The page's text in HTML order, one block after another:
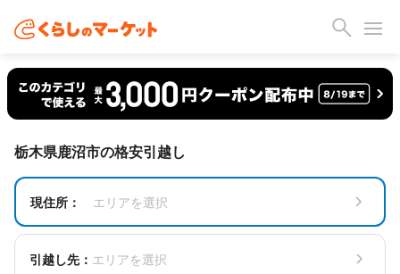
栃木県鹿沼市の格安引越し
現住所： エリアを選択
引越し先： エリアを選択